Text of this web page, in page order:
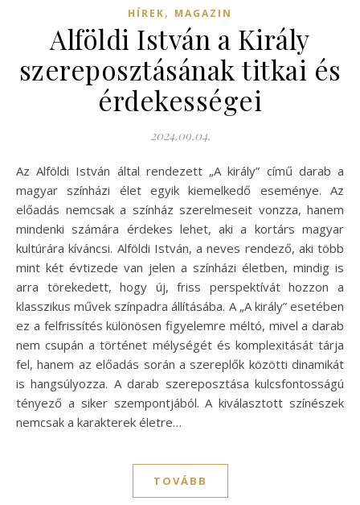
HÍREK, MAGAZIN
Alföldi István a Király
szereposztásának titkai és
érdekességei
2024.09.04.
Az Alföldi István által rendezett „A király” című darab a
magyar színházi élet egyik kiemelkedő eseménye. Az
előadás nemcsak a színház szerelmeseit vonzza, hanem
mindenki számára érdekes lehet, aki a kortárs magyar
kultúrára kíváncsi. Alföldi István, a neves rendező, aki több
mint két évtizede van jelen a színházi életben, mindig is
arra törekedett, hogy új, friss perspektívát hozzon a
klasszikus művek színpadra állításába. A „A király” esetében
ez a felfrissítés különösen figyelemre méltó, mivel a darab
nem csupán a történet mélységét és komplexitását tárja
fel, hanem az előadás során a szereplők közötti dinamikát
is hangsúlyozza. A darab szereposztása kulcsfontosságú
tényező a siker szempontjából. A kiválasztott színészek
nemcsak a karakterek életre…
TOVÁBB